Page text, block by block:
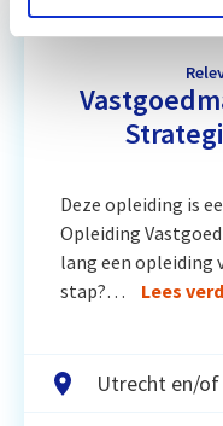
Deze opleiding is
Opleiding
lang een opleiding
stap?…
Lees
Utrecht en/of